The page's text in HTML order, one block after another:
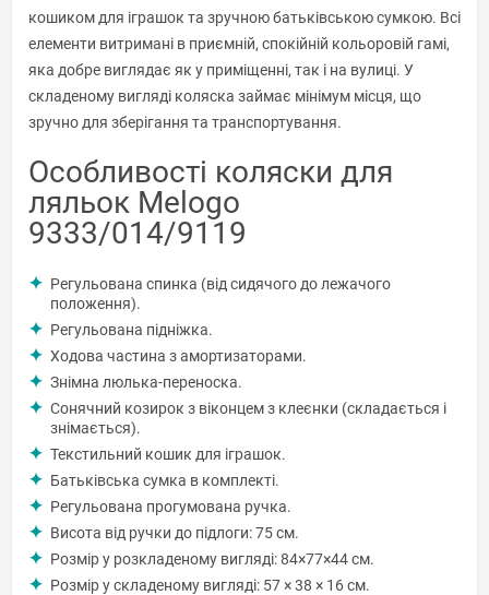
кошиком для іграшок та зручною батьківською сумкою. Всі
елементи витримані в приємній, спокійній кольоровій гамі,
яка добре виглядає як у приміщенні, так і на вулиці. У
складеному вигляді коляска займає мінімум місця, що
зручно для зберігання та транспортування.
Особливості коляски для
ляльок Melogo
9333/014/9119
Регульована спинка (від сидячого до лежачого
положення).
Регульована підніжка.
Ходова частина з амортизаторами.
Знімна люлька-переноска.
Сонячний козирок з віконцем з клеєнки (складається і
знімається).
Текстильний кошик для іграшок.
Батьківська сумка в комплекті.
Регульована прогумована ручка.
Висота від ручки до підлоги: 75 см.
Розмір у розкладеному вигляді: 84×77×44 см.
Розмір у складеному вигляді: 57 × 38 × 16 см.